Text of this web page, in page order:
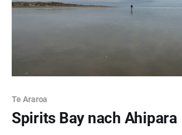
Te Araroa
Spirits Bay nach Ahipara